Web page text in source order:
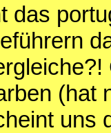
das
(hat
uns